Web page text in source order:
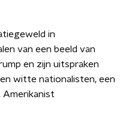
in
van een beeld van
en zijn uitspraken
witte nationalisten, een
Amerikanist